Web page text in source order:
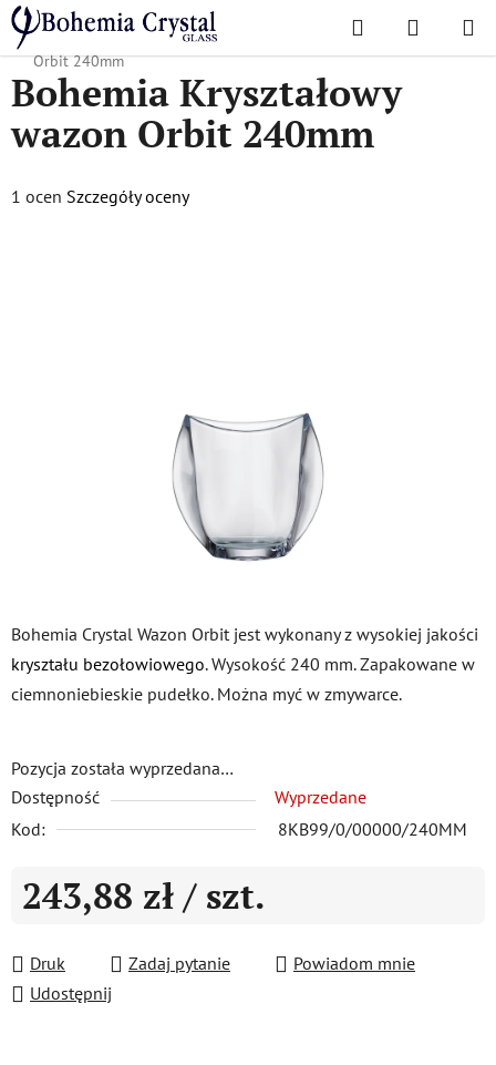
Przejść
do
treści
Szukaj KOSZYK
Home
/ Popularne kolekcje / Orbita
Bohemia Kryształowy wazon
Orbit 240mm
Bohemia Crystal Wazon Orbit jest wykonany z wysokiej jakości
kryształu bezołowiowego. Wysokość 240 mm. Zapakowane w
ciemnoniebieskie pudełko. Można myć w zmywarce.
Pozycja została wyprzedana…
Dostępność
Wyprzedane
Kod:
8KB99/0/00000/240MM
243,88 zł / szt.
Druk
Zadaj pytanie
Powiadom mnie
Udostępnij
Bohemia Kryształowy
wazon Orbit 240mm
Średnia
1 ocen Szczegóły oceny